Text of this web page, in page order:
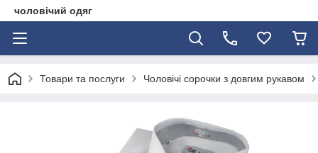
чоловічий одяг
Товари та послуги Чоловічі сорочки з довгим рукавом